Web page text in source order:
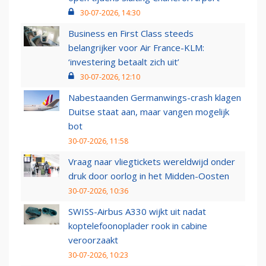
30-07-2026, 14:30
Business en First Class steeds
belangrijker voor Air France-KLM:
‘investering betaalt zich uit’
30-07-2026, 12:10
Nabestaanden Germanwings-crash klagen
Duitse staat aan, maar vangen mogelijk
bot
30-07-2026, 11:58
Vraag naar vliegtickets wereldwijd onder
druk door oorlog in het Midden-Oosten
30-07-2026, 10:36
SWISS-Airbus A330 wijkt uit nadat
koptelefoonoplader rook in cabine
veroorzaakt
30-07-2026, 10:23